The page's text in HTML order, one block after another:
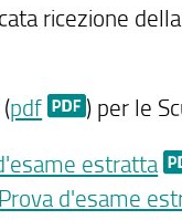
ricezione
pdf
) per le
estratta
Prova d'esame